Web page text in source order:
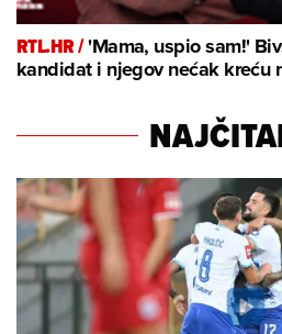
RTL.HR /'Mama, uspio sam!'
kandidat i njegov nećak kreću